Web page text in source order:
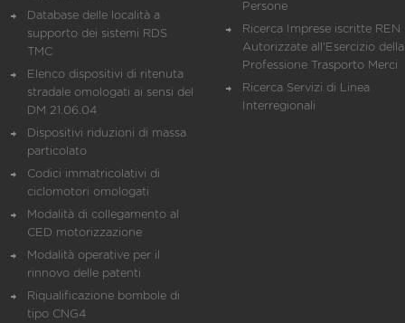
Database delle località a
supporto dei sistemi RDS
TMC
Elenco dispositivi di ritenuta
stradale omologati ai sensi del
DM 21.06.04
Dispositivi riduzioni di massa
particolato
Codici immatricolativi di
ciclomotori omologati
Modalità di collegamento al
CED motorizzazione
Modalità operative per il
rinnovo delle patenti
Riqualificazione bombole di
tipo CNG4
Persone
Ricerca Imprese iscritte REN
Autorizzate all'Esercizio della
Professione Trasporto Merci
Ricerca Servizi di Linea
Interregionali